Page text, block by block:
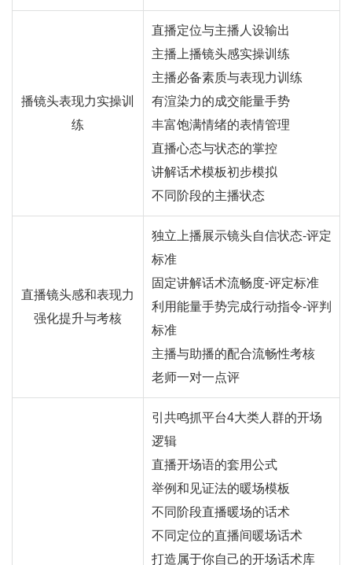
播镜头表现力实操训
练
直播定位与主播人设输出
主播上播镜头感实操训练
主播必备素质与表现力训练
有渲染力的成交能量手势
丰富饱满情绪的表情管理
直播心态与状态的掌控
讲解话术模板初步模拟
不同阶段的主播状态
直播镜头感和表现力
强化提升与考核
独立上播展示镜头自信状态-评定
标准
固定讲解话术流畅度-评定标准
利用能量手势完成行动指令-评判
标准
主播与助播的配合流畅性考核
老师一对一点评
引共鸣抓平台4大类人群的开场
逻辑
直播开场语的套用公式
举例和见证法的暖场模板
不同阶段直播暖场的话术
不同定位的直播间暖场话术
打造属于你自己的开场话术库